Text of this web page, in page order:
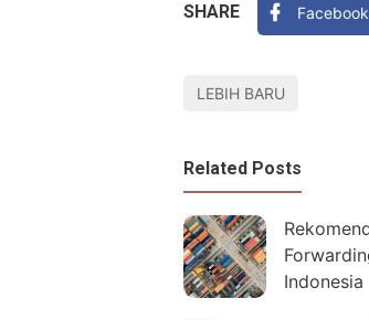
SHARE Facebook
LEBIH BARU
Related Posts
Indonesia